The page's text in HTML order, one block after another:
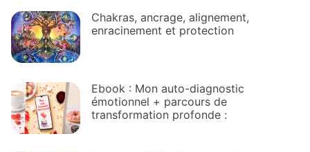
Chakras, ancrage, alignement,
enracinement et protection
Ebook : Mon auto-diagnostic
émotionnel + parcours de
transformation profonde :